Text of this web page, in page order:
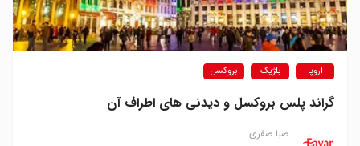
اروپا بلژیک بروکسل
گراند پلس بروکسل و دیدنی های اطراف آن
صبا صفری